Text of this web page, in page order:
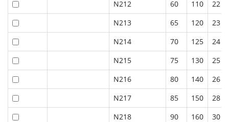
N212
60 110
22
N213
65 120
23
N214
70 125
24
N215
75 130
25
N216
80 140
26
N217
85 150
28
N218
90 160
30